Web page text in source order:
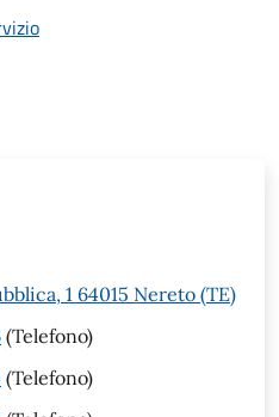
1 64015 Nereto (TE)
(Telefono)
(Telefono)